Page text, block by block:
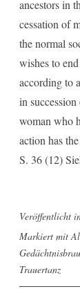
ancestors in
cessation of
the normal
wishes to
according to
in
woman who
action has
S. 36 (12)
Veröffentlicht
Markiert mit
Trauertanz